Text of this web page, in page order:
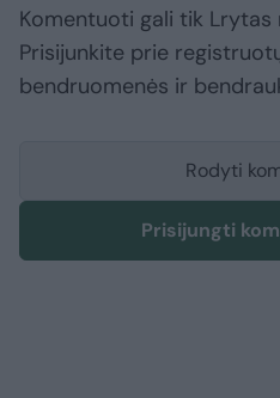
Komentuoti gali tik
Prisijunkite prie
bendruomenės ir
Rodyti
Prisijungti